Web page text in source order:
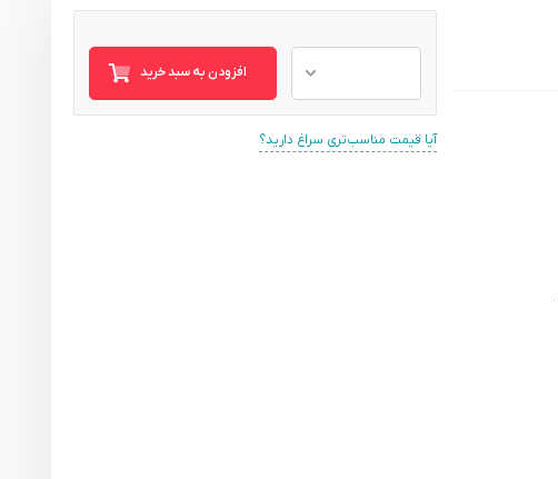
افزودن به سبد خرید
آیا قیمت مناسب‌تری سراغ دارید؟